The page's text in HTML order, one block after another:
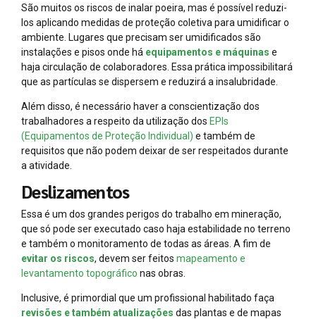
São muitos os riscos de inalar poeira, mas é possível reduzi-
los aplicando medidas de proteção coletiva para umidificar o
ambiente. Lugares que precisam ser umidificados são
instalações e pisos onde há equipamentos e máquinas e
haja circulação de colaboradores. Essa prática impossibilitará
que as partículas se dispersem e reduzirá a insalubridade.
Além disso, é necessário haver a conscientização dos
trabalhadores a respeito da utilização dos EPIs
(Equipamentos de Proteção Individual) e também de
requisitos que não podem deixar de ser respeitados durante
a atividade.
Deslizamentos
Essa é um dos grandes perigos do trabalho em mineração,
que só pode ser executado caso haja estabilidade no terreno
e também o monitoramento de todas as áreas. A fim de
evitar os riscos, devem ser feitos mapeamento e
levantamento topográfico nas obras.
Inclusive, é primordial que um profissional habilitado faça
revisões e também atualizações das plantas e de mapas